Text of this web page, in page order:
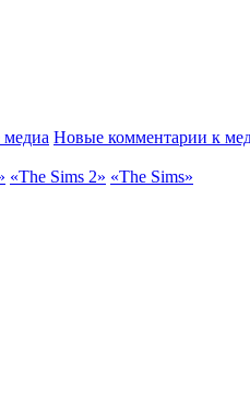
Новые комментарии к
«The Sims 2» «The Sims»